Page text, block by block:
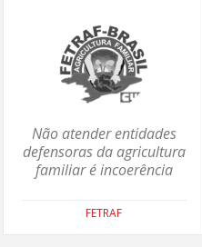
Não atender entidades
defensoras da agricultura
familiar é incoerência
FETRAF